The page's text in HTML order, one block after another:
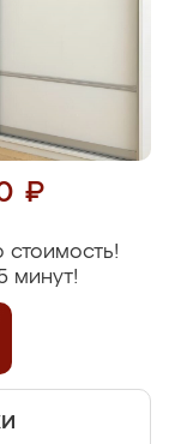
₽
минут!